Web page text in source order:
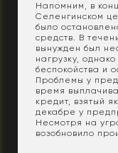
Напомним, в
Селенгинском
было
средств. В
вынужден был
нагрузку,
беспокойства и
Проблемы у
время
кредит, взятый
декабре у
Несмотря на
возобновило